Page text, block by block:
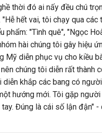
thời đó ai nấy đều chú
hết vai, tôi chạy qua
phẩm: "Tình quê", "Ngọc
hài chúng tôi gây hiệu
diễn phục vụ cho kiều
chúng tôi diễn rất thành
diễn khắp các bang có
hướng mới. Tôi gặp
Đúng là cái số lận đận" -